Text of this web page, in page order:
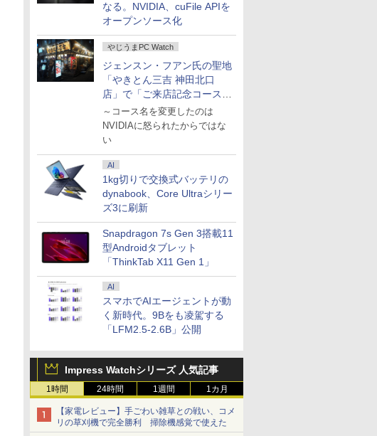
なる。NVIDIA、cuFile APIを
オープンソース化
やじうまPC Watch
ジェンスン・フアン氏の聖地
「やきとん三吉 神田北口
店」で「ご来店記念コース」
を娘と堪能
～コース名を変更したのは
NVIDIAに怒られたからではな
い
AI
1kg切りで交換式バッテリの
dynabook、Core Ultraシリー
ズ3に刷新
Snapdragon 7s Gen 3搭載11
型Androidタブレット
「ThinkTab X11 Gen 1」
AI
スマホでAIエージェントが動
く新時代。9Bをも凌駕する
「LFM2.5-2.6B」公開
Impress Watchシリーズ 人気記事
1時間 24時間 1週間 1カ月
【家電レビュー】手ごわい雑草との戦い、コメ
リの草刈機で完全勝利 掃除機感覚で使えた